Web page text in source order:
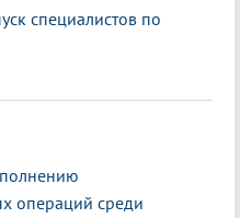
специалистов по
операций среди